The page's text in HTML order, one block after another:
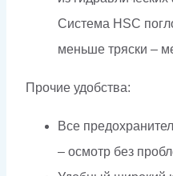
Система HSC
меньше тряски –
Прочие удобства:
Все
– осмотр без